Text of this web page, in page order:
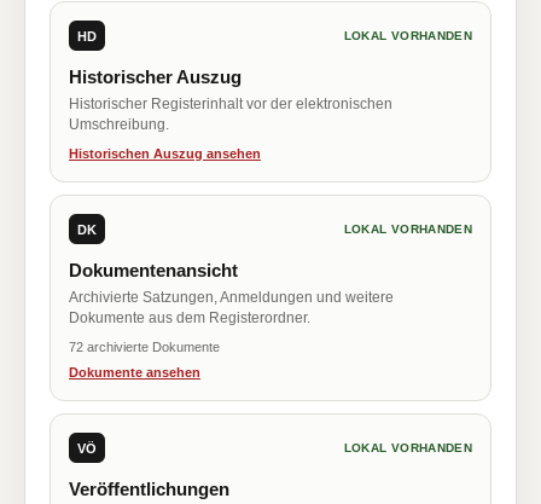
HD LOKAL VORHANDEN
Historischer Auszug
Historischer Registerinhalt vor der elektronischen
Umschreibung.
Historischen Auszug ansehen
DK LOKAL VORHANDEN
Dokumentenansicht
Archivierte Satzungen, Anmeldungen und weitere
Dokumente aus dem Registerordner.
72 archivierte Dokumente
Dokumente ansehen
VÖ LOKAL VORHANDEN
Veröffentlichungen